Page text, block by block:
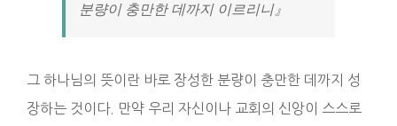
분량이 충만한 데까지 이르리니』
그 하나님의 뜻이란 바로 장성한 분량이 충만한 데까지 성
장하는 것이다. 만약 우리 자신이나 교회의 신앙이 스스로